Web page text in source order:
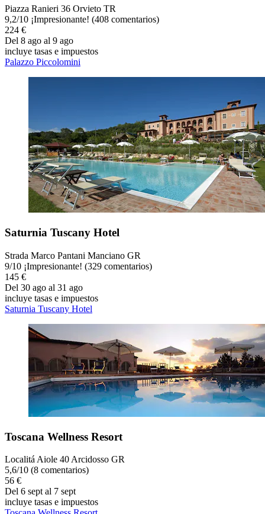
Piazza Ranieri 36 Orvieto TR
9,2/10 ¡Impresionante! (408 comentarios)
224 €
Del 8 ago al 9 ago
incluye tasas e impuestos
Palazzo Piccolomini
Saturnia Tuscany Hotel
Strada Marco Pantani Manciano GR
9/10 ¡Impresionante! (329 comentarios)
145 €
Del 30 ago al 31 ago
incluye tasas e impuestos
Saturnia Tuscany Hotel
Toscana Wellness Resort
Localitá Aiole 40 Arcidosso GR
5,6/10 (8 comentarios)
56 €
Del 6 sept al 7 sept
incluye tasas e impuestos